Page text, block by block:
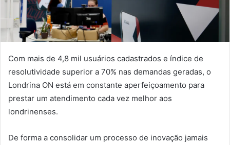
Com mais de 4,8 mil usuários cadastrados e índice de
resolutividade superior a 70% nas demandas geradas, o
Londrina ON está em constante aperfeiçoamento para
prestar um atendimento cada vez melhor aos
londrinenses.
De forma a consolidar um processo de inovação jamais